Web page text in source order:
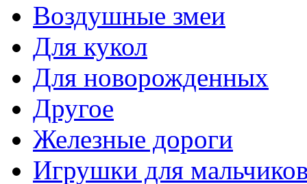
Воздушные змеи
Для кукол
Для новорожденных
Другое
Железные дороги
Игрушки для